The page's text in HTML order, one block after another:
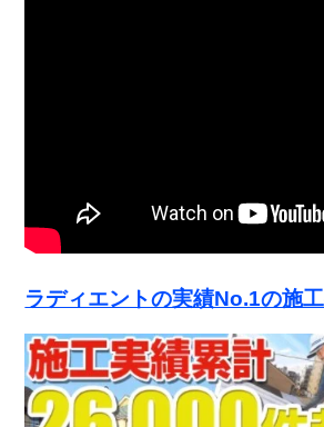
ラディエントの実績No.1の施